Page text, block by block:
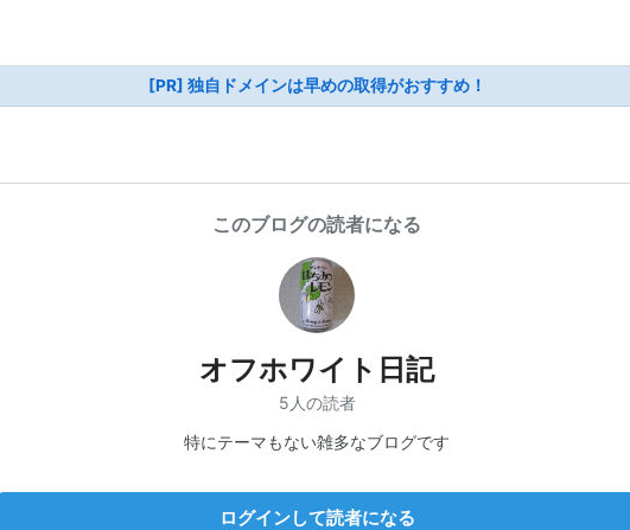
[PR] 独自ドメインは早めの取得がおすすめ！
このブログの読者になる
オフホワイト日記
5人の読者
特にテーマもない雑多なブログです
ログインして読者になる